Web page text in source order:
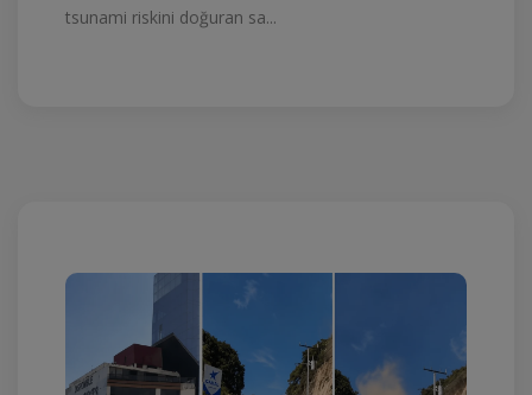
tsunami riskini doğuran sa...